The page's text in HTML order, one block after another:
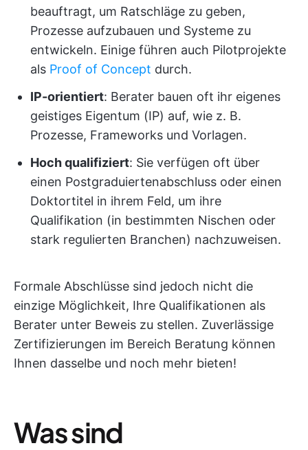
beauftragt, um Ratschläge zu geben,
Prozesse aufzubauen und Systeme zu
entwickeln. Einige führen auch Pilotprojekte
als Proof of Concept durch.
IP-orientiert: Berater bauen oft ihr eigenes
geistiges Eigentum (IP) auf, wie z. B.
Prozesse, Frameworks und Vorlagen.
Hoch qualifiziert: Sie verfügen oft über
einen Postgraduiertenabschluss oder einen
Doktortitel in ihrem Feld, um ihre
Qualifikation (in bestimmten Nischen oder
stark regulierten Branchen) nachzuweisen.
Formale Abschlüsse sind jedoch nicht die
einzige Möglichkeit, Ihre Qualifikationen als
Berater unter Beweis zu stellen. Zuverlässige
Zertifizierungen im Bereich Beratung können
Ihnen dasselbe und noch mehr bieten!
Was sind